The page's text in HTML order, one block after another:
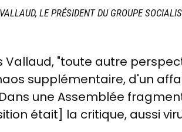
LE PRÉSIDENT DU GROUPE
Vallaud, "toute autre
supplémentaire, d'un
une Assemblée
était] la critique, aussi